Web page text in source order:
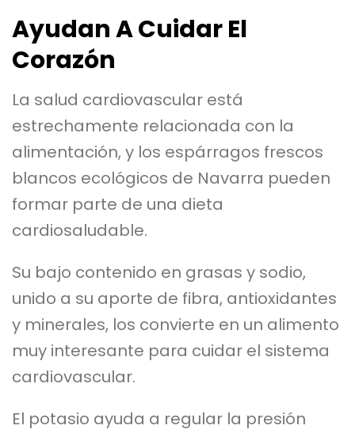
Ayudan A Cuidar El
Corazón
La salud cardiovascular está
estrechamente relacionada con la
alimentación, y los espárragos frescos
blancos ecológicos de Navarra pueden
formar parte de una dieta
cardiosaludable.
Su bajo contenido en grasas y sodio,
unido a su aporte de fibra, antioxidantes
y minerales, los convierte en un alimento
muy interesante para cuidar el sistema
cardiovascular.
El potasio ayuda a regular la presión